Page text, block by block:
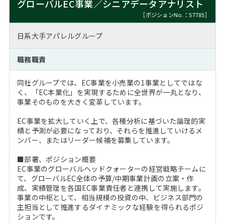
おわり
MBAからのFAQ
MBA留学生数の推移
MBAを生かす求人特集
年齢と年収の相関図
外資系／面接攻略のコツ
キャリアに効く一冊
注目企業インタビュー
プロ経営者の特別セミナー
Career Talk Live
MBA NETWORKING
パブリシティ
ニュースリリース
グローバルEC事業／シニアデータアナリスト
［ポジションNo.：57785］
日系大手アパレルグループ
職務職責
同社グループでは、EC事業を小売業の1事業としてではな
く、「EC本業化」を実現するために全世界が一丸となり、
事業そのものを大きく変革しています。
EC事業を拡大していく上で、各種分析に基づいた論理的実
績と予測が必要になっており、それらを推進していけるメ
ンバー、またはリーダー候補を募集しています。
■部署、ポジション概要
EC事業のグローバルヘッドクォーターの経営戦略チームに
て、グローバルEC全体の予算/中期事業計画の立案・作
成、実績管理を各国EC事業責任者と連携して実施します。
事業の中枢として、相当規模の投資の中、ビジネス部門の
主担当として推進するダイナミックな経験を得られるポジ
ションです。